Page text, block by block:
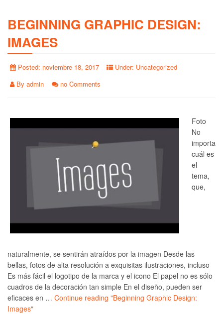
BEGINNING GRAPHIC DESIGN:
IMAGES
Posted: noviembre 18, 2017 Under: Uncategorized
By admin no Comments
Foto
No
importa
cuál es
el
tema,
que,
naturalmente, se sentirán atraídos por la imagen Desde las
bellas, fotos de alta resolución a exquisitas ilustraciones, incluso
Es más fácil el logotipo de la marca y el icono El papel no es sólo
cuadros de la decoración tan simple En el diseño, pueden ser
eficaces en … Continue reading "Beginning Graphic Design:
Images"